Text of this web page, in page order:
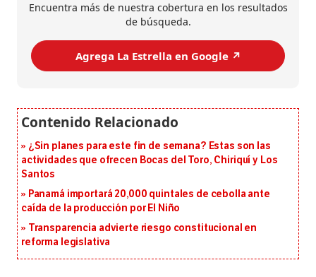
Encuentra más de nuestra cobertura en los resultados
de búsqueda.
Agrega La Estrella en Google ↗️
¿Sin planes para este fin de semana? Estas son las
actividades que ofrecen Bocas del Toro, Chiriquí y Los
Santos
Panamá importará 20,000 quintales de cebolla ante
caída de la producción por El Niño
Transparencia advierte riesgo constitucional en
reforma legislativa